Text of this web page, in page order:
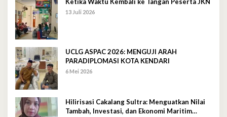
13 Juli 2026
UCLG ASPAC 2026: MENGUJI ARAH
PARADIPLOMASI KOTA KENDARI
6 Mei 2026
Hilirisasi Cakalang Sultra: Menguatkan Nilai
Tambah, Investasi, dan Ekonomi Maritim